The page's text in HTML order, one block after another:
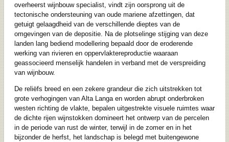
overheerst wijnbouw specialist, vindt zijn oorsprong uit de
tectonische ondersteuning van oude mariene afzettingen, dat
getuigt gelaagdheid van de verschillende dieptes van de
omgevingen van de depositie. Na de plotselinge stijging van deze
landen lang bediend modellering bepaald door de eroderende
werking van rivieren en oppervlaktereproductie waaraan
geassocieerd menselijk handelen in verband met de verspreiding
van wijnbouw.
De reliëfs breed en een zekere grandeur die zich uitstrekken tot
grote verhogingen van Alta Langa en worden abrupt onderbroken
westen richting de vlakte, bepalen uitgestrekte visuele ruimtes waar
de dichte rijen wijnstokken domineert het ontwerp van de percelen
in de periode van rust de winter, terwijl in de zomer en in het
bijzonder de herfst, het landschap is belegd met buitengewone